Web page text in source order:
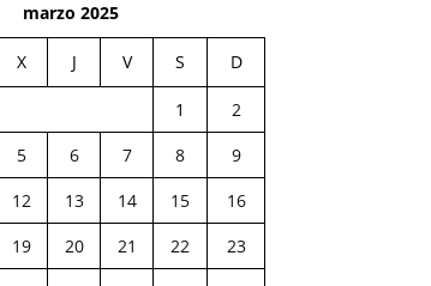
marzo 2025
X J V S D
1
2
5 6 7 8
9
12 13 14 15
16
19 20 21 22
23